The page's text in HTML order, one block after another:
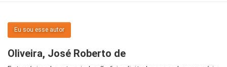
Eu sou esse autor
Oliveira, José Roberto de